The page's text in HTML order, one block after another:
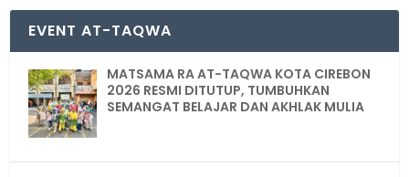
EVENT AT-TAQWA
MATSAMA RA AT-TAQWA KOTA CIREBON
2026 RESMI DITUTUP, TUMBUHKAN
SEMANGAT BELAJAR DAN AKHLAK MULIA